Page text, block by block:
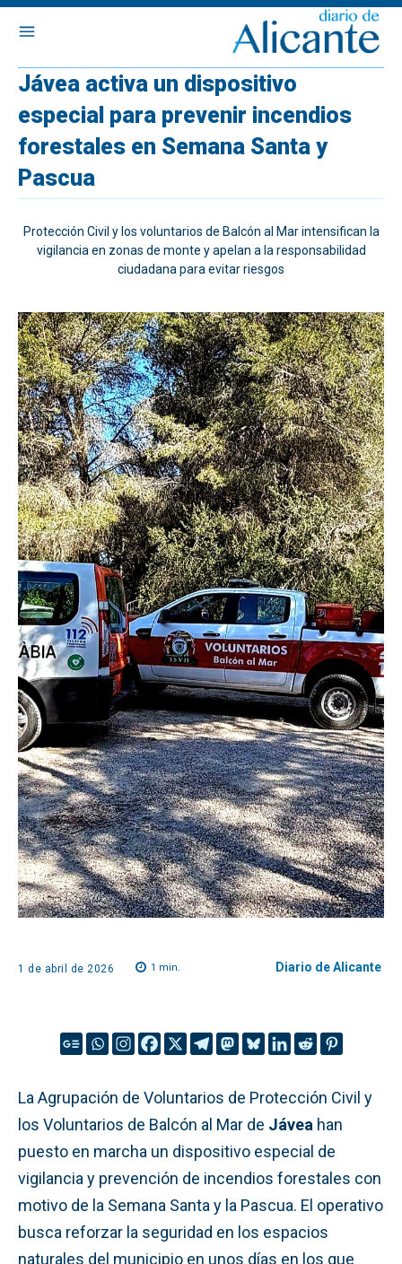
Jávea activa un dispositivo
especial para prevenir incendios
forestales en Semana Santa y
Pascua
Protección Civil y los voluntarios de Balcón al Mar intensifican la
vigilancia en zonas de monte y apelan a la responsabilidad
ciudadana para evitar riesgos
1 de abril de 2026 1 min. Diario de Alicante
La Agrupación de Voluntarios de Protección Civil y
los Voluntarios de Balcón al Mar de Jávea han
puesto en marcha un dispositivo especial de
vigilancia y prevención de incendios forestales con
motivo de la Semana Santa y la Pascua. El operativo
busca reforzar la seguridad en los espacios
naturales del municipio en unos días en los que